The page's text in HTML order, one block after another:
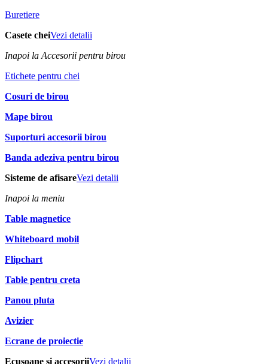
Buretiere
Casete cheiVezi detalii
Inapoi la Accesorii pentru birou
Etichete pentru chei
Cosuri de birou
Mape birou
Suporturi accesorii birou
Banda adeziva pentru birou
Sisteme de afisareVezi detalii
Inapoi la meniu
Table magnetice
Whiteboard mobil
Flipchart
Table pentru creta
Panou pluta
Avizier
Ecrane de proiectie
Ecusoane si accesoriiVezi detalii